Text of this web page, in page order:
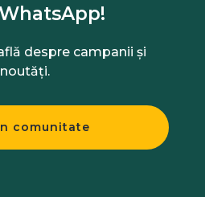
despre campanii și
noutăți.
comunitate